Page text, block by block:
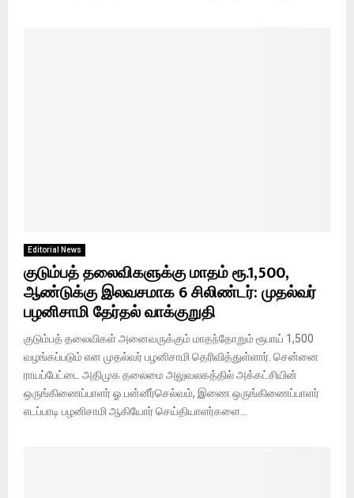
Editorial News
குடும்பத் தலைவிகளுக்கு மாதம் ரூ.1,500,
ஆண்டுக்கு இலவசமாக 6 சிலிண்டர்: முதல்வர்
பழனிசாமி தேர்தல் வாக்குறுதி
குடும்பத் தலைவிகள் அனைவருக்கும் மாதந்தோறும் ரூபாய் 1,500
வழங்கப்படும் என முதல்வர் பழனிசாமி தெரிவித்துள்ளார். சென்னை
ராயப்பேட்டை அதிமுக தலைமை அலுவலகத்தில் அக்கட்சியின்
ஒருங்கிணைப்பாளர் ஓ.பன்னீர்செல்வம், இணை ஒருங்கிணைப்பாளர்
எடப்பாடி பழனிசாமி ஆகியோர் செய்தியாளர்களை...